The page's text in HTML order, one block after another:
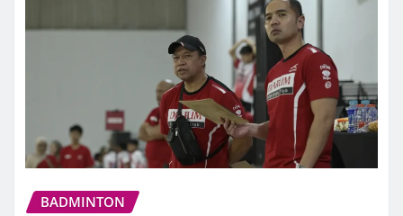
BADMINTON